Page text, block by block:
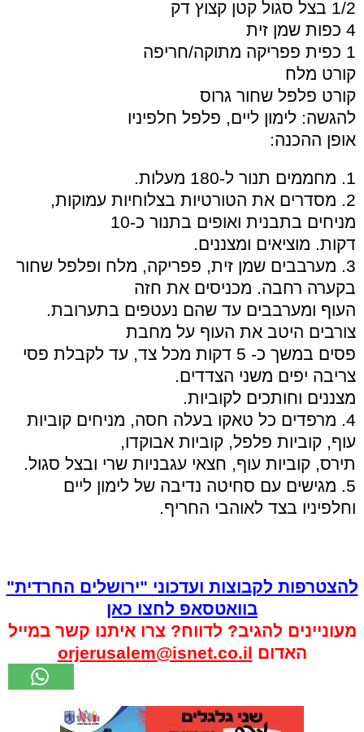
1/2 בצל סגול קטן קצוץ דק
4 כפות שמן זית
1 כפית פפריקה מתוקה/חריפה
קורט מלח
קורט פלפל שחור גרוס
להגשה: לימון ליים, פלפל חלפיניו
אופן ההכנה:
1. מחממים תנור ל-180 מעלות.
2. מסדרים את הטורטיות בצלוחיות עמוקות,
מניחים בתבנית ואופים בתנור כ-10
דקות. מוציאים ומצננים.
3. מערבבים שמן זית, פפריקה, מלח ופלפל שחור
בקערה רחבה. מכניסים את חזה
העוף ומערבבים עד שהם נעטפים בתערובת.
צורבים היטב את העוף על מחבת
פסים במשך כ- 5 דקות מכל צד, עד לקבלת פסי
צריבה יפים משני הצדדים.
מצננים וחותכים לקוביות.
4. מרפדים כל טאקו בעלה חסה, מניחים קוביות
עוף, קוביות פלפל, קוביות אבוקדו,
תירס, קוביות עוף, חצאי עגבניות שרי ובצל סגול.
5. מגישים עם סחיטה נדיבה של לימון ליים
וחלפיניו בצד לאוהבי החריף.
להצטרפות לקבוצות ועדכוני "ירושלים החרדית"
בוואטסאפ לחצו כאן
מעוניינים להגיב? לדווח? צרו איתנו קשר במייל
האדום orjerusalem@isnet.co.il